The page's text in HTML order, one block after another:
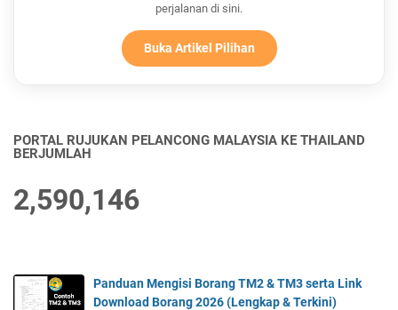
perjalanan di sini.
Buka Artikel Pilihan
PORTAL RUJUKAN PELANCONG MALAYSIA KE THAILAND
BERJUMLAH
2,590,146
Panduan Mengisi Borang TM2 & TM3 serta Link
Download Borang 2026 (Lengkap & Terkini)